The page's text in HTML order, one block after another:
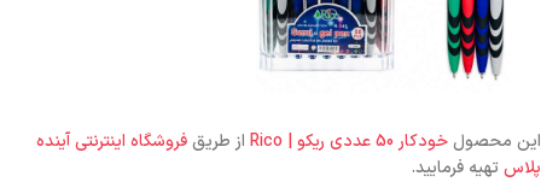
این محصولخودکار 50 عددی ریکو | Rico از طریقفروشگاه اینترنتی آینده
پلاستهیه فرمایید.